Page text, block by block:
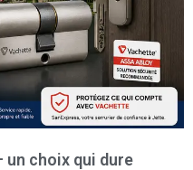
choix qui dure